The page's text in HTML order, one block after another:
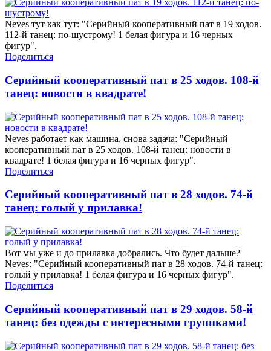
Neves тут как тут: "Серийный кооперативный пат в 19 ходов.
112-й танец: по-шустрому! 1 белая фигура и 16 черных
фигур".
Поделиться
Серийный кооперативный пат в 25 ходов. 108-й
танец: новости в квадрате!
Neves работает как машина, снова задача: "Серийный
кооперативный пат в 25 ходов. 108-й танец: новости в
квадрате! 1 белая фигура и 16 черных фигур".
Поделиться
Серийный кооперативный пат в 28 ходов. 74-й
танец: голый у прилавка!
Вот мы уже и до прилавка добрались. Что будет дальше?
Neves: "Серийный кооперативный пат в 28 ходов. 74-й танец:
голый у прилавка! 1 белая фигура и 16 черных фигур".
Поделиться
Серийный кооперативный пат в 29 ходов. 58-й
танец: без одежды с интересными группками!